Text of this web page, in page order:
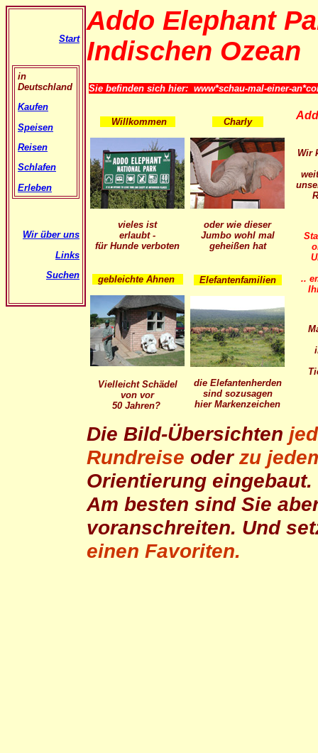
Start
in
Deutschland
Kaufen
Speisen
Reisen
Schlafen
Erleben
Wir über uns
Links
Suchen
Addo Elephant
Indischen Ozean
Sie befinden sich hier: www*schau-mal-einer-
Willkommen
vieles ist
erlaubt -
für Hunde verboten
Charly
oder wie dieser
Jumbo wohl mal
geheißen hat
Wir
..
gebleichte Ahnen
Vielleicht Schädel
von vor
50 Jahren?
Elefantenfamilien
die Elefantenherden
sind sozusagen
hier Markenzeichen
Die Bild-Übersichten
Rundreise oder zu
Orientierung eingebaut.
Am besten sind Sie
voranschreiten. Und
einen Favoriten.